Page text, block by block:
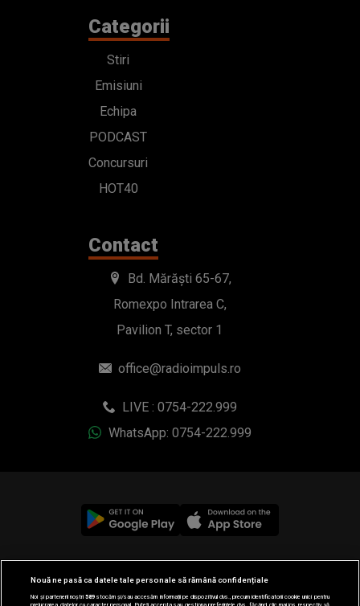
Categorii
Stiri
Emisiuni
Echipa
PODCAST
Concursuri
HOT40
Contact
Bd. Mărăști 65-67,
Romexpo Intrarea C,
Pavilion T, sector 1
office@radioimpuls.ro
LIVE : 0754-222.999
WhatsApp: 0754-222.999
© 2019-2026 DOGAN MEDIA INTERNATIONAL SA, Toate
drepturile rezervate.
Nouă ne pasă ca datele tale personale să rămână confidențiale
Noi și partenerii noștri589stocăm și/sau accesăm informații pe dispozitivul dvs., precum identificatorii cookie unici pentru
prelucrarea datelor cu caracter personal. Puteți accepta sau gestiona preferințele dvs. făcând clic mai jos, respectiv vă